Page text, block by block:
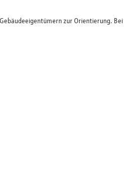
zur Orientierung. Bei